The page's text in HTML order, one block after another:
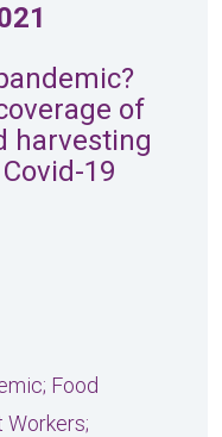
of
harvesting
19
Food
Workers;